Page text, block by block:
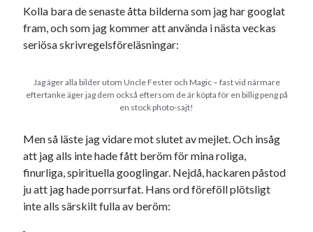
historia hotell jobb
Julkalenderfacit Julkalendern
kåseri lifvet Lund mat minne
nostalgi ord radio recept
reklam resa sekrutt skola
sommar språk
Kolla bara de senaste åtta bilderna som jag har googlat
fram, och som jag kommer att använda i nästa veckas
seriösa skrivregelsföreläsningar:
Jag äger alla bilder utom Uncle Fester och Magic – fast vid närmare
eftertanke äger jag dem också eftersom de är köpta för en billig peng på
en stock photo-sajt!
Men så läste jag vidare mot slutet av mejlet. Och insåg
att jag alls inte hade fått beröm för mina roliga,
finurliga, spirituella googlingar. Nejdå, hackaren påstod
ju att jag hade porrsurfat. Hans ord föreföll plötsligt
inte alls särskilt fulla av beröm: